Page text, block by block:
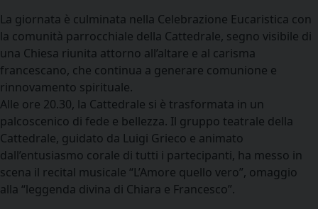
La giornata è culminata nella Celebrazione Eucaristica con
la comunità parrocchiale della Cattedrale, segno visibile di
una Chiesa riunita attorno all’altare e al carisma
francescano, che continua a generare comunione e
rinnovamento spirituale.
Alle ore 20.30, la Cattedrale si è trasformata in un
palcoscenico di fede e bellezza. Il gruppo teatrale della
Cattedrale, guidato da Luigi Grieco e animato
dall’entusiasmo corale di tutti i partecipanti, ha messo in
scena il recital musicale “L’Amore quello vero”, omaggio
alla “leggenda divina di Chiara e Francesco”.